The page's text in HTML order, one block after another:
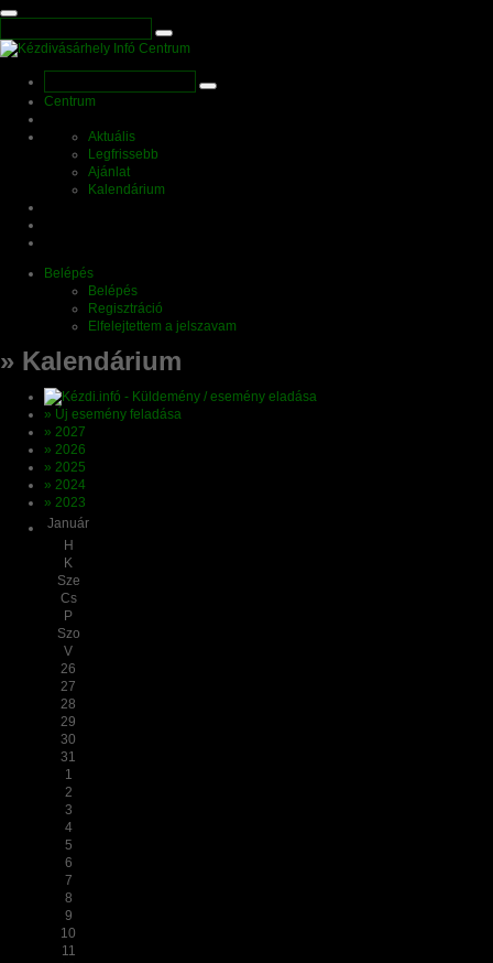
Centrum
Aktuális
Legfrissebb
Ajánlat
Kalendárium
Belépés
Belépés
Regisztráció
Elfelejtettem a jelszavam
» Kalendárium
» Új esemény feladása
» 2027
» 2026
» 2025
» 2024
» 2023
Január
H
K
Sze
Cs
P
Szo
V
26
27
28
29
30
31
1
2
3
4
5
6
7
8
9
10
11